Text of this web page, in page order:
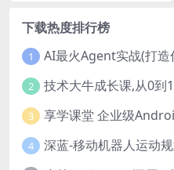
下载热度排行榜
1 AI最火Agent实战(打造
2 技术大牛成长课,从0到
3
4 深蓝-移动机器人运动